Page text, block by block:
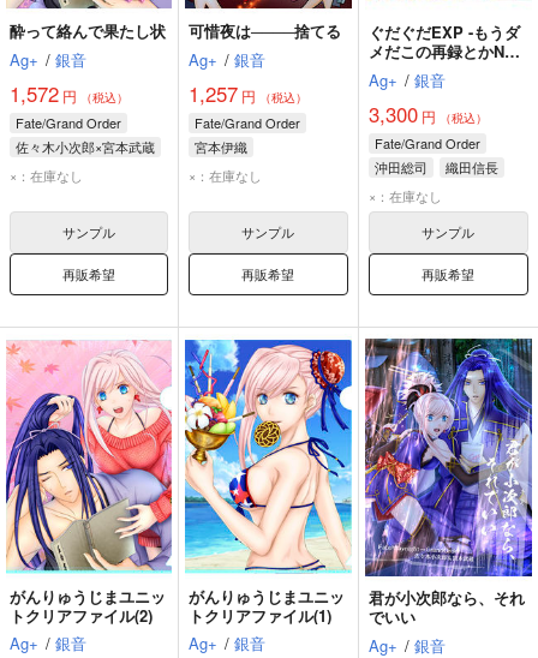
酔って絡んで果たし状
Ag+ / 銀音
1,572 円 （税込）
Fate/Grand Order
佐々木小次郎×宮本武蔵
宮本武蔵
宮本伊織
×：在庫なし
サンプル
再販希望
可惜夜は────捨てる
Ag+ / 銀音
1,257 円 （税込）
Fate/Grand Order
宮本伊織
ヤマトタケル
×：在庫なし
サンプル
再販希望
ぐだぐだEXP -もうダ
メだこの再録とかNPC
なんとかしないと-
Ag+ / 銀音
3,300円 （税込）
Fate/Grand Order
沖田総司
織田信長
土方歳三
×：在庫なし
サンプル
再販希望
がんりゅうじまユニッ
トクリアファイル(2)
Ag+ / 銀音
がんりゅうじまユニッ
トクリアファイル(1)
Ag+ / 銀音
君が小次郎なら、それ
でいい
Ag+ / 銀音